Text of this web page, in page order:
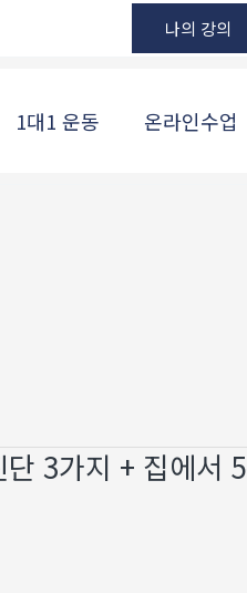
나의 강의
1대1 운동 온라인수업
3가지 + 집에서